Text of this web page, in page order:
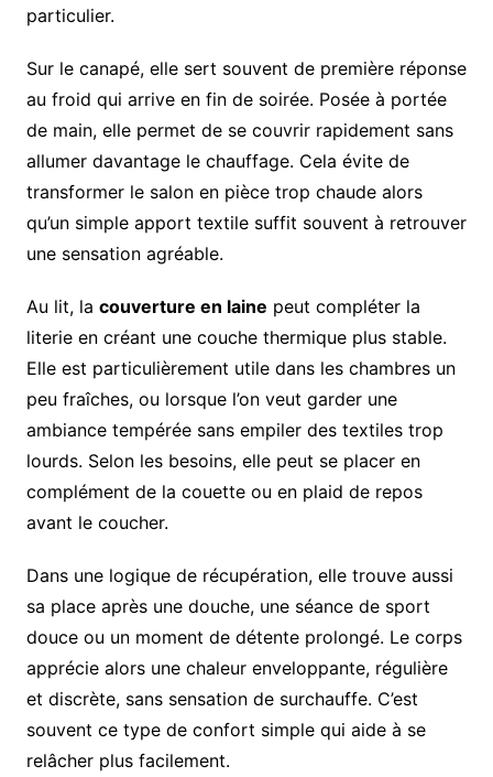
particulier.
Sur le canapé, elle sert souvent de première réponse
au froid qui arrive en fin de soirée. Posée à portée
de main, elle permet de se couvrir rapidement sans
allumer davantage le chauffage. Cela évite de
transformer le salon en pièce trop chaude alors
qu’un simple apport textile suffit souvent à retrouver
une sensation agréable.
Au lit, la couverture en laine peut compléter la
literie en créant une couche thermique plus stable.
Elle est particulièrement utile dans les chambres un
peu fraîches, ou lorsque l’on veut garder une
ambiance tempérée sans empiler des textiles trop
lourds. Selon les besoins, elle peut se placer en
complément de la couette ou en plaid de repos
avant le coucher.
Dans une logique de récupération, elle trouve aussi
sa place après une douche, une séance de sport
douce ou un moment de détente prolongé. Le corps
apprécie alors une chaleur enveloppante, régulière
et discrète, sans sensation de surchauffe. C’est
souvent ce type de confort simple qui aide à se
relâcher plus facilement.